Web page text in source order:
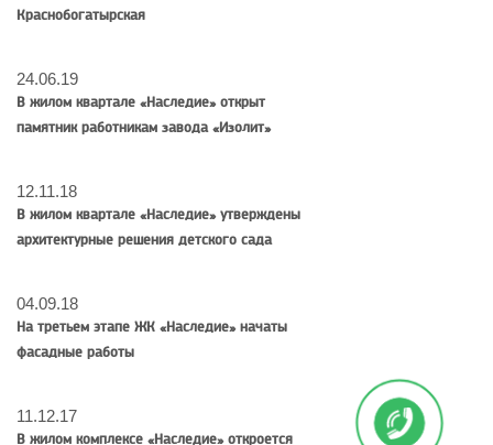
Краснобогатырская
24.06.19
В жилом квартале «Наследие» открыт
памятник работникам завода «Изолит»
12.11.18
В жилом квартале «Наследие» утверждены
архитектурные решения детского сада
04.09.18
На третьем этапе ЖК «Наследие» начаты
фасадные работы
11.12.17
В жилом комплексе «Наследие» откроется